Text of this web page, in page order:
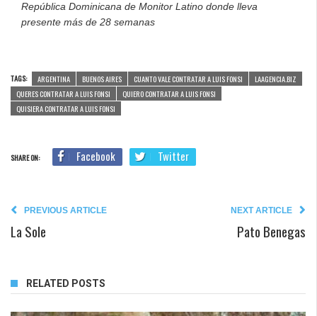
República Dominicana de Monitor Latino donde lleva
presente más de 28 semanas
TAGS: ARGENTINA BUENOS AIRES CUANTO VALE CONTRATAR A LUIS FONSI
LAAGENCIA.BIZ
QUERES CONTRATAR A LUIS FONSI
QUIERO CONTRATAR A LUIS FONSI
QUISIERA CONTRATAR A LUIS FONSI
SHARE ON: Facebook Twitter
PREVIOUS ARTICLE
La Sole
NEXT ARTICLE
Pato Benegas
RELATED POSTS